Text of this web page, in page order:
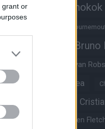
grant or
Ayden Heaven
Bruno
Bryan
Casemiro Chelsea
Crystal Palace Darren